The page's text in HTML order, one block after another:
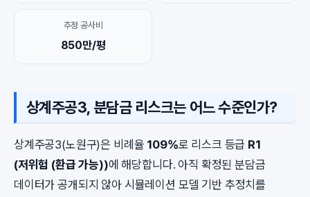
추정 공사비
850만/평
상계주공3, 분담금 리스크는 어느 수준인가?
상계주공3(노원구)은 비례율 109%로 리스크 등급 R1
(저위험 (환급 가능))에 해당합니다. 아직 확정된 분담금
데이터가 공개되지 않아 시뮬레이션 모델 기반 추정치를